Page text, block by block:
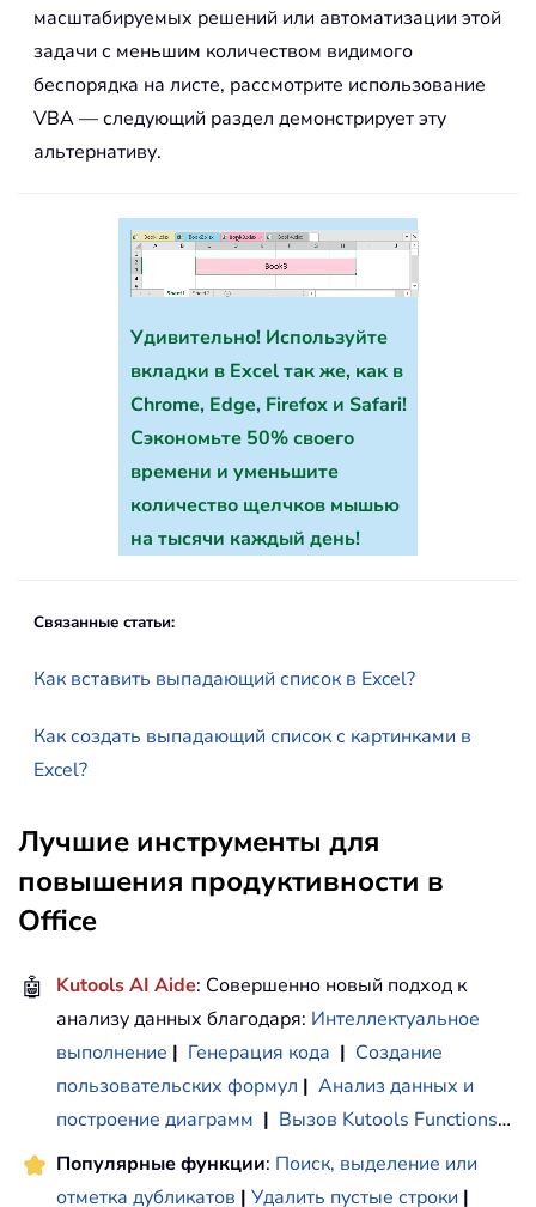
масштабируемых решений или автоматизации этой
задачи с меньшим количеством видимого
беспорядка на листе, рассмотрите использование
VBA — следующий раздел демонстрирует эту
альтернативу.
Удивительно! Используйте
вкладки в Excel так же, как в
Chrome, Edge, Firefox и Safari!
Сэкономьте 50% своего
времени и уменьшите
количество щелчков мышью
на тысячи каждый день!
Связанные статьи:
Как вставить выпадающий список в Excel?
Как создать выпадающий список с картинками в
Excel?
Лучшие инструменты для
повышения продуктивности в
Office
🤖 Kutools AI Aide: Совершенно новый подход к
анализу данных благодаря: Интеллектуальное
выполнение | Генерация кода | Создание
пользовательских формул | Анализ данных и
построение диаграмм | Вызов Kutools Functions…
Популярные функции: Поиск, выделение или
отметка дубликатов | Удалить пустые строки |